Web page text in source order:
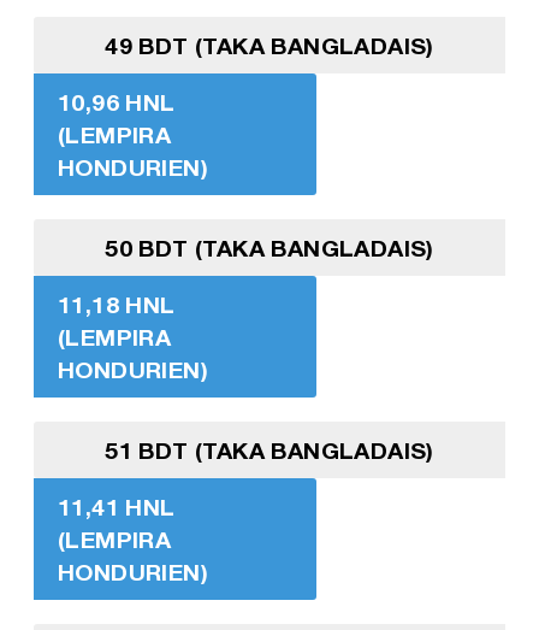
49 BDT (TAKA BANGLADAIS)
10,96 HNL
(LEMPIRA
HONDURIEN)
50 BDT (TAKA BANGLADAIS)
11,18 HNL
(LEMPIRA
HONDURIEN)
51 BDT (TAKA BANGLADAIS)
11,41 HNL
(LEMPIRA
HONDURIEN)